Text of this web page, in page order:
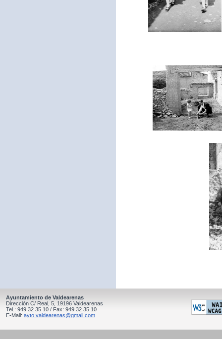
Ayuntamiento de Valdearenas
Dirección C/ Real, 5, 19196 Valdearenas
Tel.: 949 32 35 10 / Fax: 949 32 35 10
E-Mail: ayto.valdearenas@gmail.com